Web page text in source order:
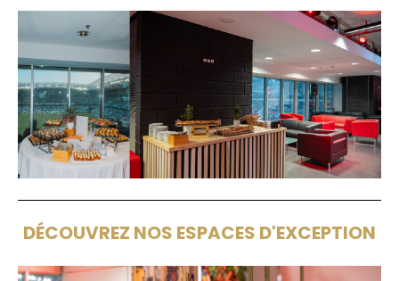
DÉCOUVREZ NOS ESPACES D'EXCEPTION